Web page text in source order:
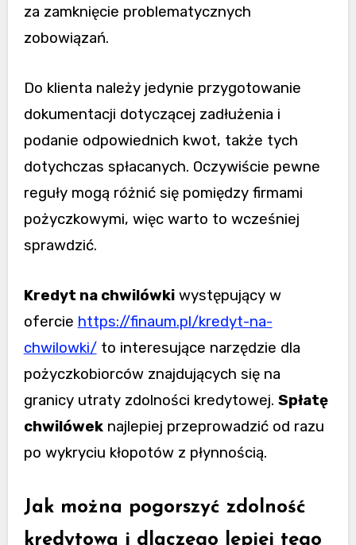
za zamknięcie problematycznych
zobowiązań.
Do klienta należy jedynie przygotowanie
dokumentacji dotyczącej zadłużenia i
podanie odpowiednich kwot, także tych
dotychczas spłacanych. Oczywiście pewne
reguły mogą różnić się pomiędzy firmami
pożyczkowymi, więc warto to wcześniej
sprawdzić.
Kredyt na chwilówkiwystępujący w
ofercie https://finaum.pl/kredyt-na-
chwilowki/ to interesujące narzędzie dla
pożyczkobiorców znajdujących się na
granicy utraty zdolności kredytowej. Spłatę
chwilóweknajlepiej przeprowadzić od razu
po wykryciu kłopotów z płynnością.
Jak można pogorszyć zdolność
kredytową i dlaczego lepiej tego